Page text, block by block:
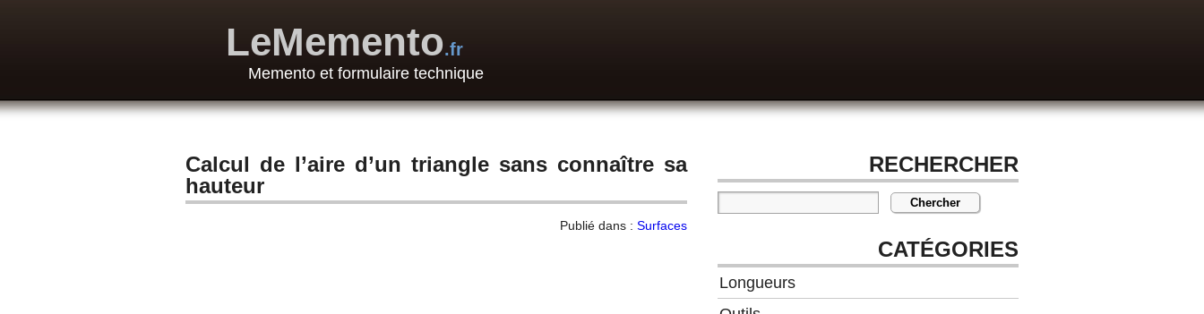
LeMemento.fr
Memento et formulaire technique
Calcul de l’aire d’un triangle sans connaître sa
hauteur
Publié dans : Surfaces
RECHERCHER
CATÉGORIES
Longueurs